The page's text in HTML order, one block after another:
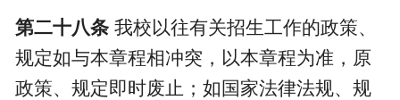
第二十八条 我校以往有关招生工作的政策、
规定如与本章程相冲突，以本章程为准，原
政策、规定即时废止；如国家法律法规、规